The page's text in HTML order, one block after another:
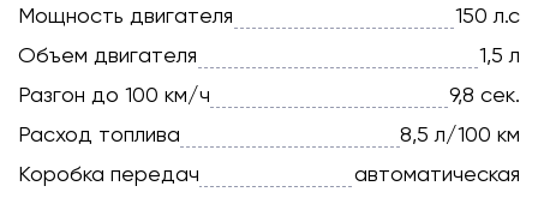
Мощность двигателя
150 л.с
Объем двигателя
1,5 л
Разгон до 100 км/ч
9,8 сек.
Расход топлива
8,5 л/100 км
Коробка передач
автоматическая